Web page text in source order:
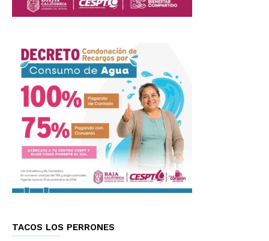
TACOS LOS PERRONES